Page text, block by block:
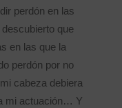
perdón en las
que
en las que la
perdón por no
cabeza debiera
mi actuación… Y